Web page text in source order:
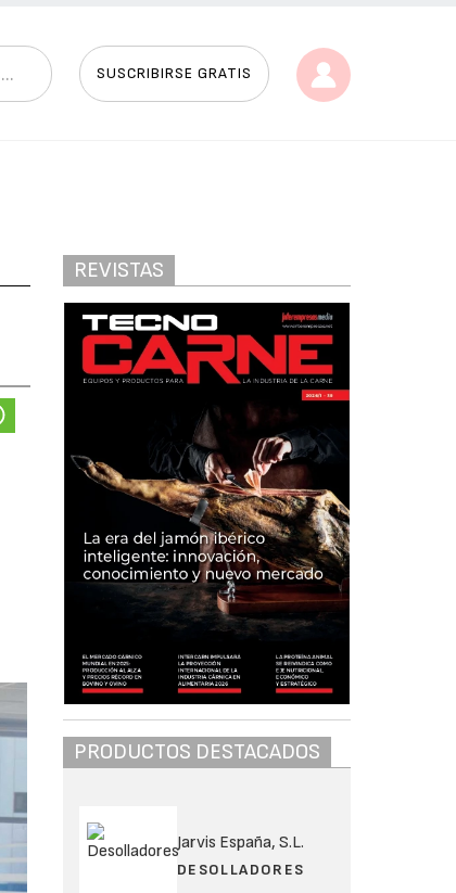
SUSCRIBIRSE GRATIS
REVISTAS
PRODUCTOS DESTACADOS
Jarvis España, S.L.
DESOLLADORES